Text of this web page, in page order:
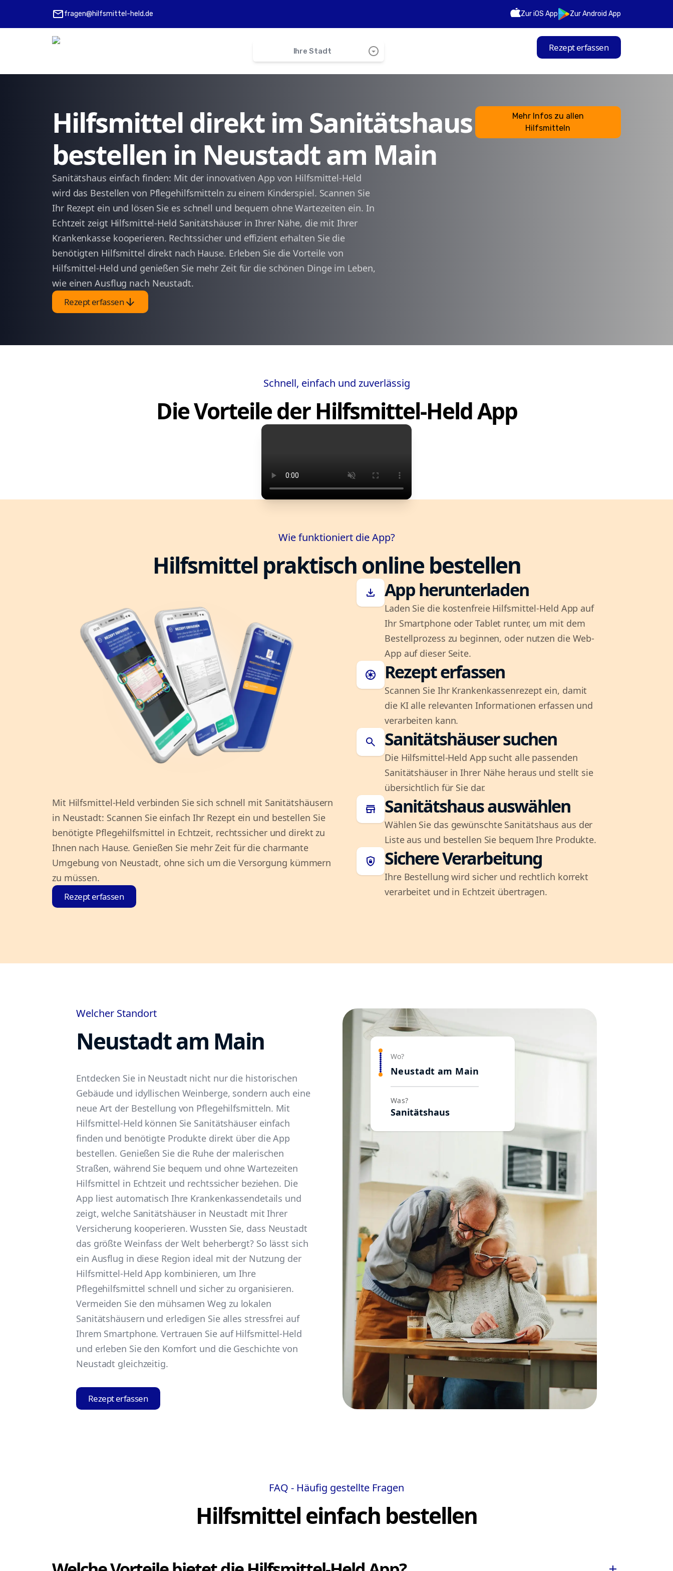
mailfragen@hilfsmittel-held.de Zur iOS App Zur Android App
Ihre Stadt arrow_drop_down_circle
Rothenfels
Hafenlohr
Rechtenbach
arrow_back 1
Rezept erfassen
Hilfsmittel direkt im Sanitätshaus
bestellen in Neustadt am Main
Sanitätshaus einfach finden: Mit der innovativen App von Hilfsmittel-Held
wird das Bestellen von Pflegehilfsmitteln zu einem Kinderspiel. Scannen Sie
Ihr Rezept ein und lösen Sie es schnell und bequem ohne Wartezeiten ein. In
Echtzeit zeigt Hilfsmittel-Held Sanitätshäuser in Ihrer Nähe, die mit Ihrer
Krankenkasse kooperieren. Rechtssicher und effizient erhalten Sie die
benötigten Hilfsmittel direkt nach Hause. Erleben Sie die Vorteile von
Hilfsmittel-Held und genießen Sie mehr Zeit für die schönen Dinge im Leben,
wie einen Ausflug nach Neustadt.
Rezept erfassenarrow_downward
Mehr Infos zu allen
Hilfsmitteln
Schnell, einfach und zuverlässig
Die Vorteile der Hilfsmittel-Held App
Wie funktioniert die App?
Hilfsmittel praktisch online bestellen
Mit Hilfsmittel-Held verbinden Sie sich schnell mit Sanitätshäusern
in Neustadt: Scannen Sie einfach Ihr Rezept ein und bestellen Sie
benötigte Pflegehilfsmittel in Echtzeit, rechtssicher und direkt zu
Ihnen nach Hause. Genießen Sie mehr Zeit für die charmante
Umgebung von Neustadt, ohne sich um die Versorgung kümmern
zu müssen.
Rezept erfassen
download App herunterladen
Laden Sie die kostenfreie Hilfsmittel-Held App auf
Ihr Smartphone oder Tablet runter, um mit dem
Bestellprozess zu beginnen, oder nutzen die Web-
App auf dieser Seite.
camera Rezept erfassen
Scannen Sie Ihr Krankenkassenrezept ein, damit
die KI alle relevanten Informationen erfassen und
verarbeiten kann.
search Sanitätshäuser suchen
Die Hilfsmittel-Held App sucht alle passenden
Sanitätshäuser in Ihrer Nähe heraus und stellt sie
übersichtlich für Sie dar.
store Sanitätshaus auswählen
Wählen Sie das gewünschte Sanitätshaus aus der
Liste aus und bestellen Sie bequem Ihre Produkte.
shield_lock Sichere Verarbeitung
Ihre Bestellung wird sicher und rechtlich korrekt
verarbeitet und in Echtzeit übertragen.
Welcher Standort
Neustadt am Main
Entdecken Sie in Neustadt nicht nur die historischen
Gebäude und idyllischen Weinberge, sondern auch eine
neue Art der Bestellung von Pflegehilfsmitteln. Mit
Hilfsmittel-Held können Sie Sanitätshäuser einfach
finden und benötigte Produkte direkt über die App
bestellen. Genießen Sie die Ruhe der malerischen
Straßen, während Sie bequem und ohne Wartezeiten
Hilfsmittel in Echtzeit und rechtssicher beziehen. Die
App liest automatisch Ihre Krankenkassendetails und
zeigt, welche Sanitätshäuser in Neustadt mit Ihrer
Versicherung kooperieren. Wussten Sie, dass Neustadt
das größte Weinfass der Welt beherbergt? So lässt sich
ein Ausflug in diese Region ideal mit der Nutzung der
Hilfsmittel-Held App kombinieren, um Ihre
Pflegehilfsmittel schnell und sicher zu organisieren.
Vermeiden Sie den mühsamen Weg zu lokalen
Sanitätshäusern und erledigen Sie alles stressfrei auf
Ihrem Smartphone. Vertrauen Sie auf Hilfsmittel-Held
und erleben Sie den Komfort und die Geschichte von
Neustadt gleichzeitig.
Rezept erfassen
Wo?
Neustadt am Main
Was?
Sanitätshaus
FAQ - Häufig gestellte Fragen
Hilfsmittel einfach bestellen